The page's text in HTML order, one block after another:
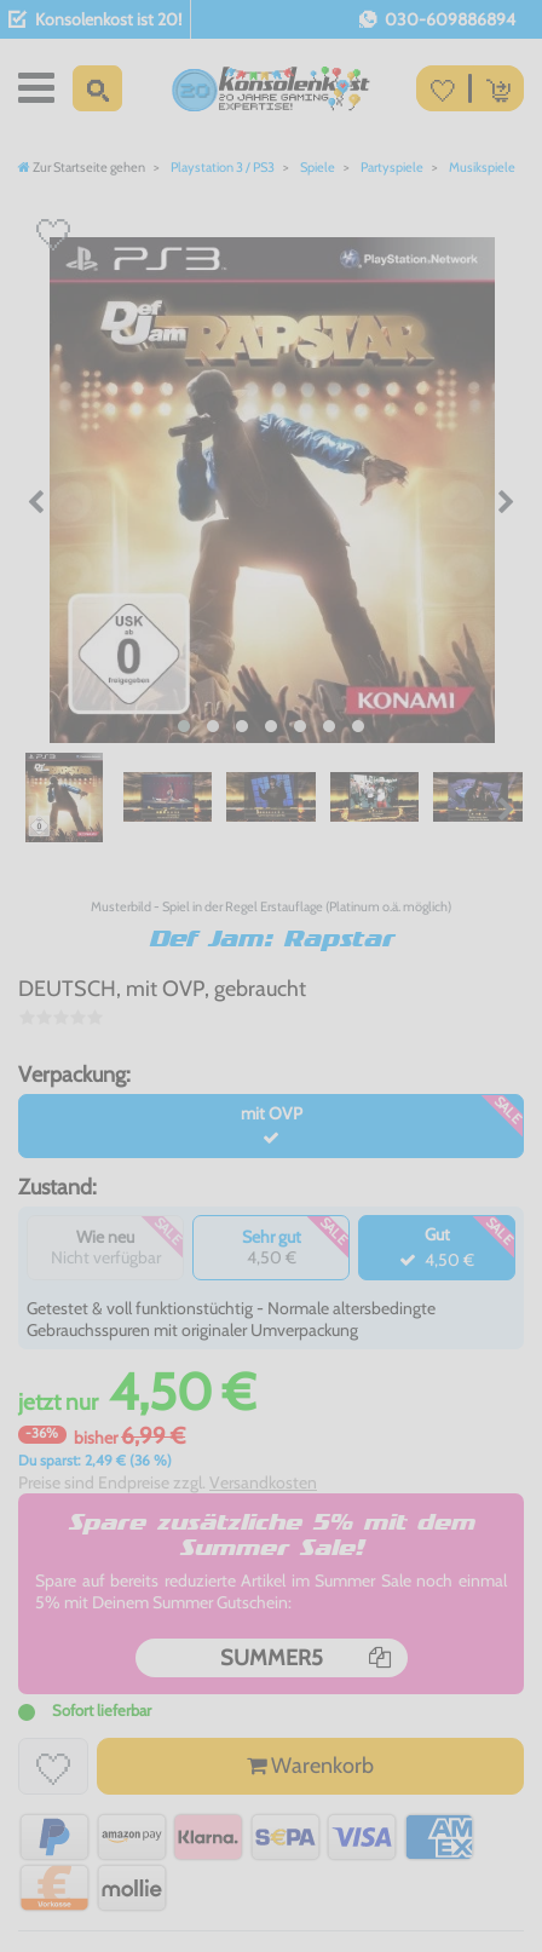
Konsolenkost ist 20! 030-609886894
Zur Startseite gehen Playstation 3 / PS3 Spiele Partyspiele Musikspiele
Musterbild - Spiel in der Regel Erstauflage (Platinum o.ä. möglich)
Def Jam: Rapstar
DEUTSCH, mit OVP, gebraucht
Verpackung:
mit OVP SALE
Zustand:
Wie neu
Nicht verfügbar
SALE
Sehr gut
4,50 €
SALE
Gut
4,50 €
SALE
Getestet & voll funktionstüchtig - Normale altersbedingte
Gebrauchsspuren mit originaler Umverpackung
jetztnur4,50 €
-36% bisher6,99 €
Du sparst: 2,49 € (36 %)
Preise sind Endpreise zzgl. Versandkosten
Spare zusätzliche 5% mit dem
Summer Sale!
Spare auf bereits reduzierte Artikel im Summer Sale noch einmal
5% mit Deinem Summer Gutschein:
SUMMER5
Sofort lieferbar
Warenkorb